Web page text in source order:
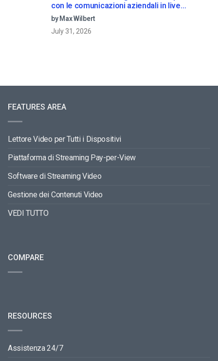
con le comunicazioni aziendali in live
streaming
by Max Wilbert
July 31, 2026
FEATURES AREA
Lettore Video per Tutti i Dispositivi
Piattaforma di Streaming Pay-per-View
Software di Streaming Video
Gestione dei Contenuti Video
VEDI TUTTO
COMPARE
RESOURCES
Assistenza 24/7